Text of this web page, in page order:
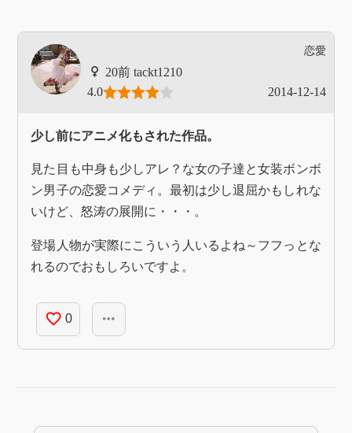
恋愛
tackt1210
4.0
2014-12-14
少し前にアニメ化もされた作品。
見た目も中身も少しアレ？な女の子達と女装ボンボ
ン男子の恋愛コメディ。最初は少し退屈かもしれな
いけど、怒涛の展開に・・・。
登場人物が実際にこういう人いるよね～フフっとな
れるのでおもしろいですよ。
favorite_border 0 more_horiz